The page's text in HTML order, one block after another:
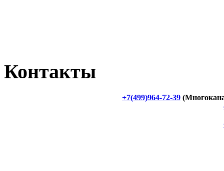
Контакты
+7(499)964-72-39